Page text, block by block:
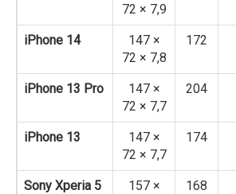
72 × 7,9
iPhone 14
147 ×
72 × 7,8
172
iPhone 13 Pro
147 ×
72 × 7,7
204
iPhone 13
147 ×
72 × 7,7
174
Sony Xperia 5
157 ×
168